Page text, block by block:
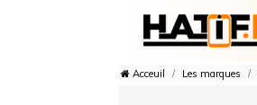
Acceuil Les marques